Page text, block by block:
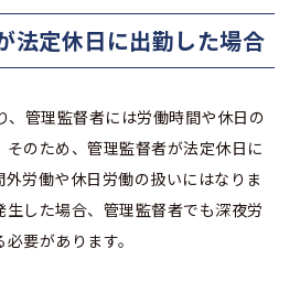
法定休日に出勤した場合
、管理監督者には労働時間や休日の
のため、管理監督者が法定休日に
労働や休日労働の扱いにはなりま
した場合、管理監督者でも深夜労
要があります。